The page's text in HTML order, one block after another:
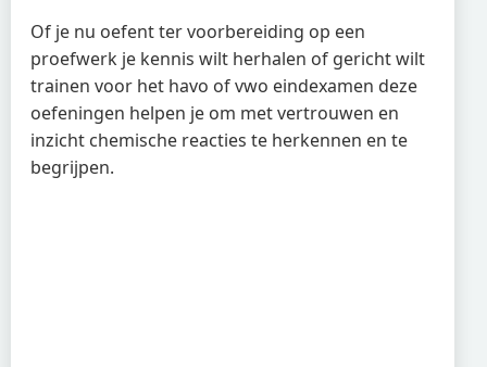
Of je nu oefent ter voorbereiding op een
proefwerk je kennis wilt herhalen of gericht wilt
trainen voor het havo of vwo eindexamen deze
oefeningen helpen je om met vertrouwen en
inzicht chemische reacties te herkennen en te
begrijpen.